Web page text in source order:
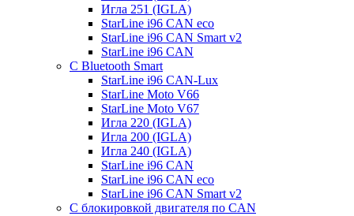
Игла 251 (IGLA)
StarLine i96 CAN eco
StarLine i96 CAN Smart v2
StarLine i96 CAN
С Bluetooth Smart
StarLine i96 CAN-Lux
StarLine Moto V66
StarLine Moto V67
Игла 220 (IGLA)
Игла 200 (IGLA)
Игла 240 (IGLA)
StarLine i96 CAN
StarLine i96 CAN eco
StarLine i96 CAN Smart v2
С блокировкой двигателя по CAN